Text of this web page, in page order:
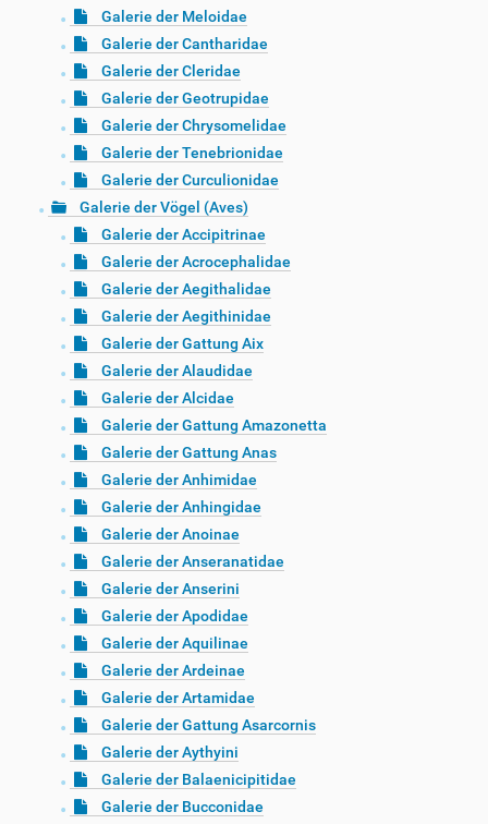
Galerie der Meloidae
Galerie der Cantharidae
Galerie der Cleridae
Galerie der Geotrupidae
Galerie der Chrysomelidae
Galerie der Tenebrionidae
Galerie der Curculionidae
Galerie der Vögel (Aves)
Galerie der Accipitrinae
Galerie der Acrocephalidae
Galerie der Aegithalidae
Galerie der Aegithinidae
Galerie der Gattung Aix
Galerie der Alaudidae
Galerie der Alcidae
Galerie der Gattung Amazonetta
Galerie der Gattung Anas
Galerie der Anhimidae
Galerie der Anhingidae
Galerie der Anoinae
Galerie der Anseranatidae
Galerie der Anserini
Galerie der Apodidae
Galerie der Aquilinae
Galerie der Ardeinae
Galerie der Artamidae
Galerie der Gattung Asarcornis
Galerie der Aythyini
Galerie der Balaenicipitidae
Galerie der Bucconidae